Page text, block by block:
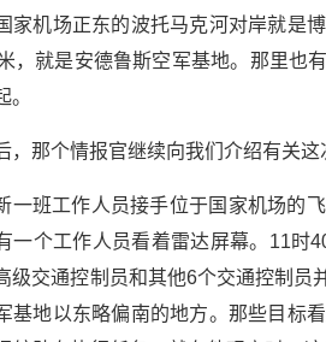
家机场正东的波托马克河对岸就是
，就是安德鲁斯空军基地。那里也
。
，那个情报官继续向我们介绍有关这
一班工作人员接手位于国家机场的
一个工作人员看着雷达屏幕。11时
级交通控制员和其他6个交通控制
基地以东略偏南的地方。那些目标